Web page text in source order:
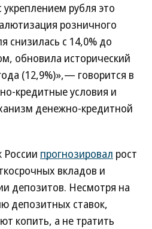
рубля это
розничного
снизилась с 14,0% до
обновила исторический
(12,9%)»,— говорится в
кредитные условия и
денежно-кредитной
России прогнозировал рост
вкладов и
депозитов. Несмотря на
депозитных ставок,
копить, а не тратить